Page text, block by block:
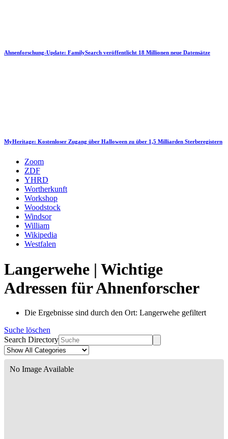
Ahnenforschung-Update: FamilySearch veröffentlicht 18 Millionen neue Datensätze
MyHeritage: Kostenloser Zugang über Halloween zu über 1,5 Milliarden Sterberegistern
Zoom
ZDF
YHRD
Wortherkunft
Workshop
Woodstock
Windsor
William
Wikipedia
Westfalen
Langerwehe | Wichtige
Adressen für Ahnenforscher
Die Ergebnisse sind durch den Ort: Langerwehe gefiltert
Suche löschen
Search Directory
No Image Available